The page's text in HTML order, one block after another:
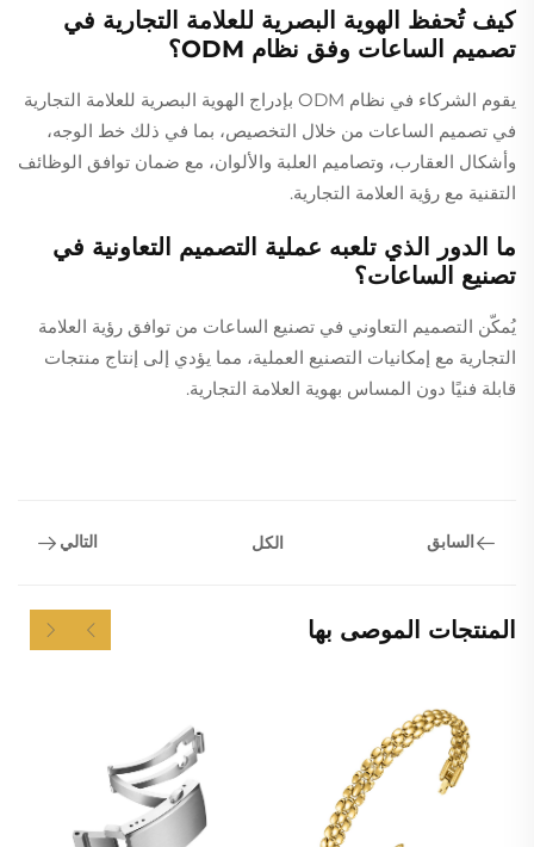
كيف تُحفظ الهوية البصرية للعلامة التجارية في
تصميم الساعات وفق نظام ODM؟
يقوم الشركاء في نظام ODM بإدراج الهوية البصرية للعلامة التجارية
في تصميم الساعات من خلال التخصيص، بما في ذلك خط الوجه،
وأشكال العقارب، وتصاميم العلبة والألوان، مع ضمان توافق الوظائف
التقنية مع رؤية العلامة التجارية.
ما الدور الذي تلعبه عملية التصميم التعاونية في
تصنيع الساعات؟
يُمكّن التصميم التعاوني في تصنيع الساعات من توافق رؤية العلامة
التجارية مع إمكانيات التصنيع العملية، مما يؤدي إلى إنتاج منتجات
قابلة فنيًا دون المساس بهوية العلامة التجارية.
السابق الكل التالي
المنتجات الموصى بها